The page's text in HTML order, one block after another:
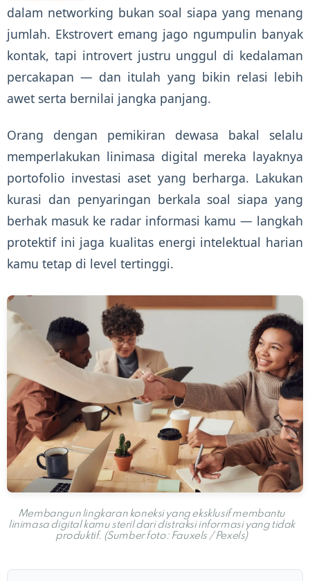
dalam networking bukan soal siapa yang menang
jumlah. Ekstrovert emang jago ngumpulin banyak
kontak, tapi introvert justru unggul di kedalaman
percakapan — dan itulah yang bikin relasi lebih
awet serta bernilai jangka panjang.
Orang dengan pemikiran dewasa bakal selalu
memperlakukan linimasa digital mereka layaknya
portofolio investasi aset yang berharga. Lakukan
kurasi dan penyaringan berkala soal siapa yang
berhak masuk ke radar informasi kamu — langkah
protektif ini jaga kualitas energi intelektual harian
kamu tetap di level tertinggi.
Membangun lingkaran koneksi yang eksklusif membantu
linimasa digital kamu steril dari distraksi informasi yang tidak
produktif. (Sumber foto: Fauxels / Pexels)